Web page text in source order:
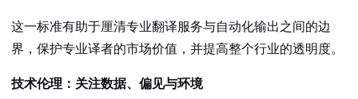
这一标准有助于厘清专业翻译服务与自动化输出之间的边
界，保护专业译者的市场价值，并提高整个行业的透明度。
技术伦理：关注数据、偏见与环境